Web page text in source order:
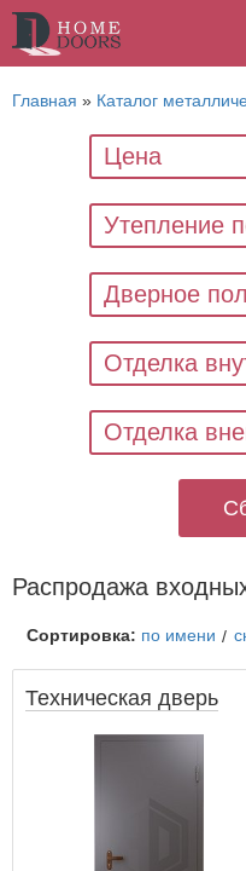
Главная » Каталог
Цена
Утепление
Дверное
Отделка
Отделка
Распродажа
Сортировка: по имени
Техническая дверь